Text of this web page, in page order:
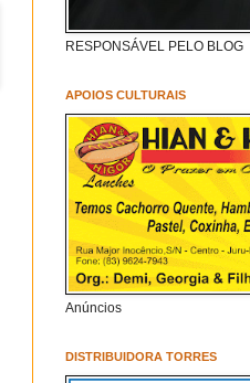
RESPONSÁVEL PELO BLOG
APOIOS CULTURAIS
Anúncios
DISTRIBUIDORA TORRES